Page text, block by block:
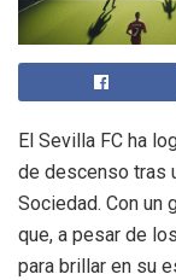
El Sevilla FC ha
de descenso tras
Sociedad. Con un
que, a pesar de
para brillar en su